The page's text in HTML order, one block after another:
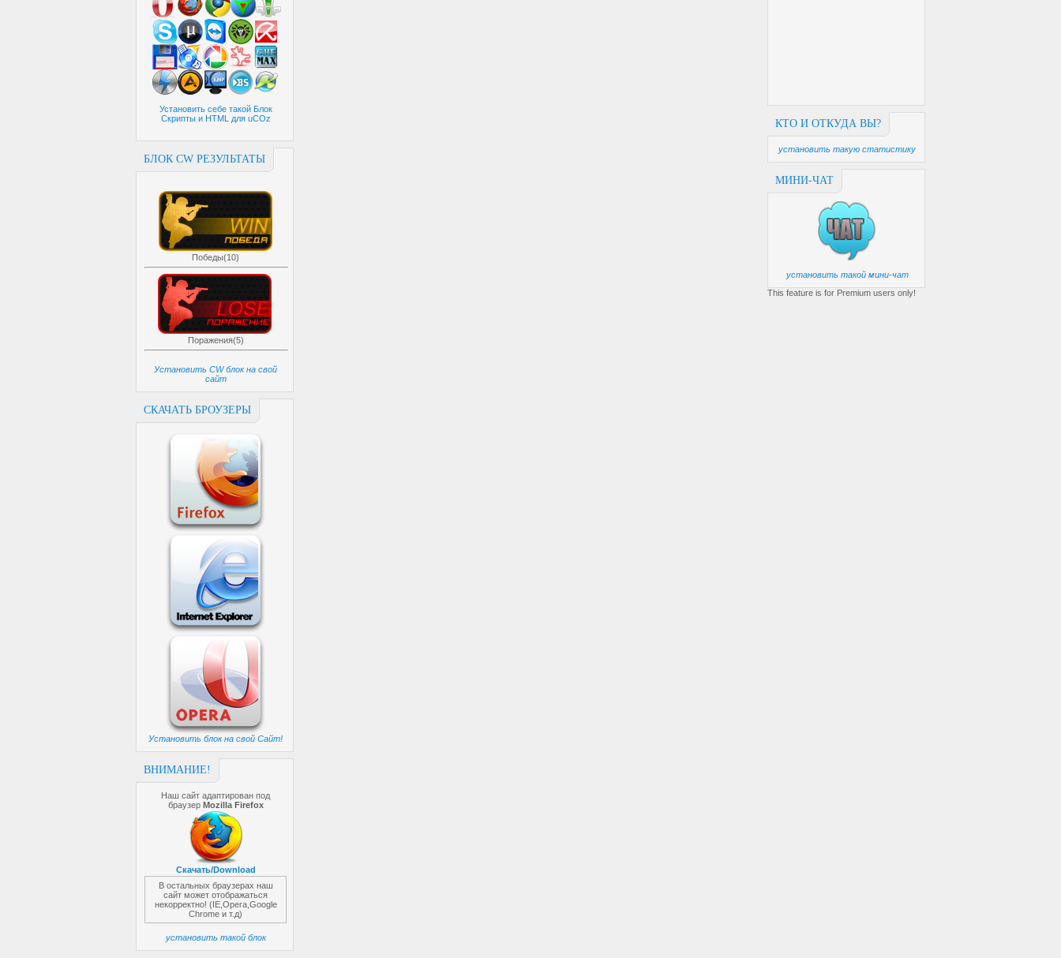
Установить себе такой Блок
Скрипты и HTML для uCOz
БЛОК CW РЕЗУЛЬТАТЫ
Победы(10)
Поражения(5)
Установить CW блок на свой
сайт
СКАЧАТЬ БРОУЗЕРЫ
Установить блок на свой Сайт!
ВНИМАНИЕ!
Наш сайт адаптирован под
браузер Mozilla Firefox
Скачать/Download
В остальных браузерах наш
сайт может отображаться
некорректно! (IE,Opera,Google
Chrome и т.д)
установить такой блок
КТО И ОТКУДА ВЫ?
установить такую статистику
МИНИ-ЧАТ
установить такой мини-чат
This feature is for Premium users only!